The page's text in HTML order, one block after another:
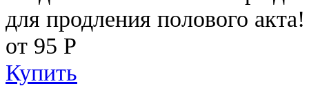
для продления полового акта!
от 95 Р
Купить